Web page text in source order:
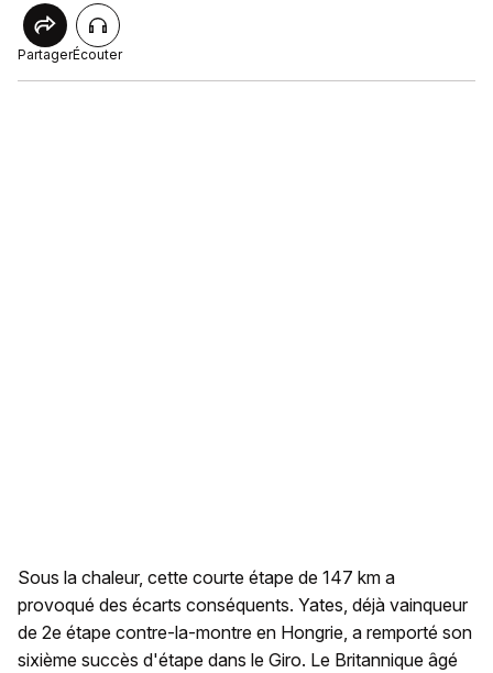
PartagerÉcouter
Sous la chaleur, cette courte étape de 147 km a
provoqué des écarts conséquents. Yates, déjà vainqueur
de 2e étape contre-la-montre en Hongrie, a remporté son
sixième succès d'étape dans le Giro. Le Britannique âgé